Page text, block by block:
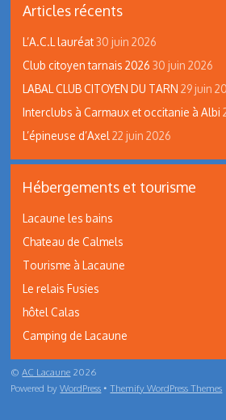
Articles récents
L’A.C.L lauréat 30 juin 2026
Club citoyen tarnais 2026 30 juin 2026
LABAL CLUB CITOYEN DU TARN 29 juin
Interclubs à Carmaux et occitanie à Albi
L’épineuse d’Axel 22 juin 2026
Hébergements et tourisme
Lacaune les bains
Chateau de Calmels
Tourisme à Lacaune
Le relais Fusies
hôtel Calas
Camping de Lacaune
©AC Lacaune 2026
Powered byWordPress •Themify WordPress Themes